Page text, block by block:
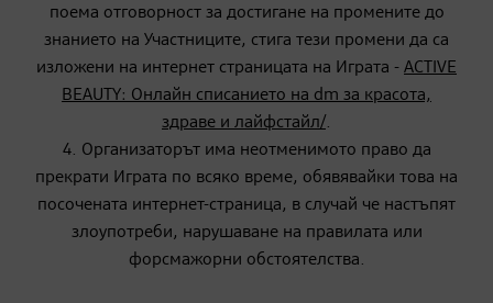
поема отговорност за достигане на промените до
знанието на Участниците, стига тези промени да са
изложени на интернет страницата на Играта - ACTIVE
BEAUTY: Онлайн списанието на dm за красота,
здраве и лайфстайл/.
4. Организаторът има неотменимото право да
прекрати Играта по всяко време, обявявайки това на
посочената интернет-страница, в случай че настъпят
злоупотреби, нарушаване на правилата или
форсмажорни обстоятелства.